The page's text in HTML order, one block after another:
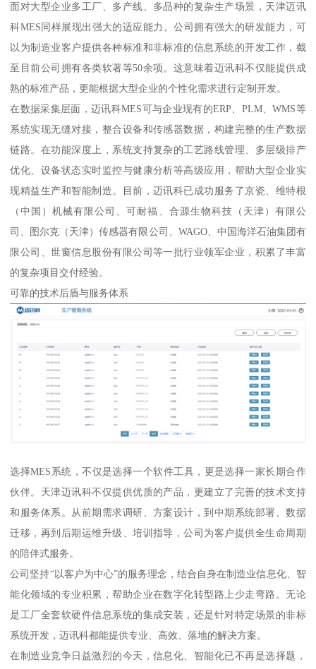
面对大型企业多工厂、多产线、多品种的复杂生产场景，天津迈讯
科MES同样展现出强大的适应能力。公司拥有强大的研发能力，可
以为制造业客户提供各种标准和非标准的信息系统的开发工作，截
至目前公司拥有各类软著等50余项。这意味着迈讯科不仅能提供成
熟的标准产品，更能根据大型企业的个性化需求进行定制开发。
在数据采集层面，迈讯科MES可与企业现有的ERP、PLM、WMS等
系统实现无缝对接，整合设备和传感器数据，构建完整的生产数据
链路。在功能深度上，系统支持复杂的工艺路线管理、多层级排产
优化、设备状态实时监控与健康分析等高级应用，帮助大型企业实
现精益生产和智能制造。目前，迈讯科已成功服务了京瓷、维特根
（中国）机械有限公司、可耐福、合源生物科技（天津）有限公
司、图尔克（天津）传感器有限公司、WAGO、中国海洋石油集团有
限公司、世窗信息股份有限公司等一批行业领军企业，积累了丰富
的复杂项目交付经验。
可靠的技术后盾与服务体系
选择MES系统，不仅是选择一个软件工具，更是选择一家长期合作
伙伴。天津迈讯科不仅提供优质的产品，更建立了完善的技术支持
和服务体系。从前期需求调研、方案设计，到中期系统部署、数据
迁移，再到后期运维升级、培训指导，公司为客户提供全生命周期
的陪伴式服务。
公司坚持“以客户为中心”的服务理念，结合自身在制造业信息化、智
能化领域的专业积累，帮助企业在数字化转型路上少走弯路。无论
是工厂全套软硬件信息系统的集成安装，还是针对特定场景的非标
系统开发，迈讯科都能提供专业、高效、落地的解决方案。
在制造业竞争日益激烈的今天，信息化、智能化已不再是选择题，